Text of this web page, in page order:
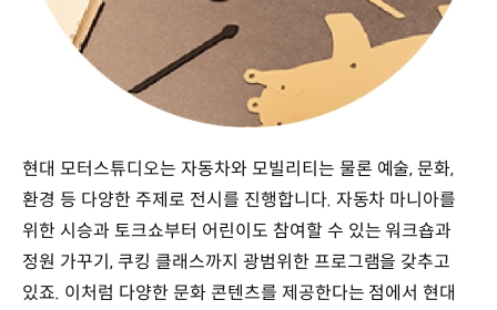
현대 모터스튜디오는 자동차와 모빌리티는 물론 예술, 문화,
환경 등 다양한 주제로 전시를 진행합니다. 자동차 마니아를
위한 시승과 토크쇼부터 어린이도 참여할 수 있는 워크숍과
정원 가꾸기, 쿠킹 클래스까지 광범위한 프로그램을 갖추고
있죠. 이처럼 다양한 문화 콘텐츠를 제공한다는 점에서 현대